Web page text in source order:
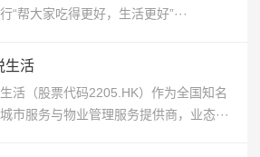
“帮大家吃得更好，生活更好”···
生活
活（股票代码2205.HK）作为全国知名
市服务与物业管理服务提供商，业态···